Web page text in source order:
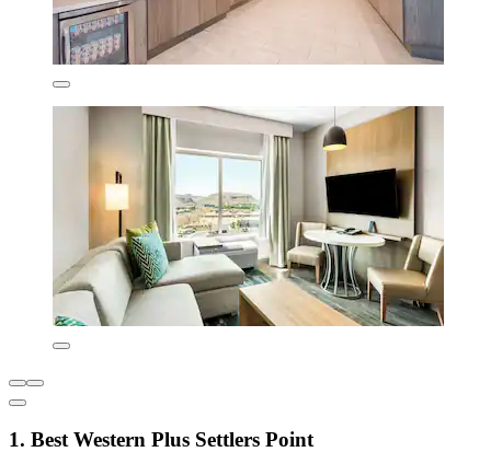
1. Best Western Plus Settlers Point